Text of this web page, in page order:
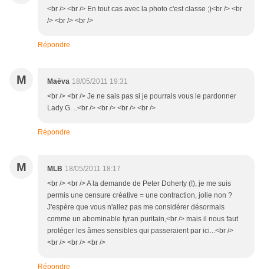
<br /> <br /> En tout cas avec la photo c'est classe ;)<br /> <br
/> <br /> <br />
Répondre
M Maëva 18/05/2011 19:31
<br /> <br /> Je ne sais pas si je pourrais vous le pardonner
Lady G. ..<br /> <br /> <br /> <br />
Répondre
M MLB 18/05/2011 18:17
<br /> <br /> A la demande de Peter Doherty (!), je me suis
permis une censure créative = une contraction, jolie non ?
J'espère que vous n'allez pas me considérer désormais
comme un abominable tyran puritain,<br /> mais il nous faut
protéger les âmes sensibles qui passeraient par ici...<br />
<br /> <br /> <br />
Répondre